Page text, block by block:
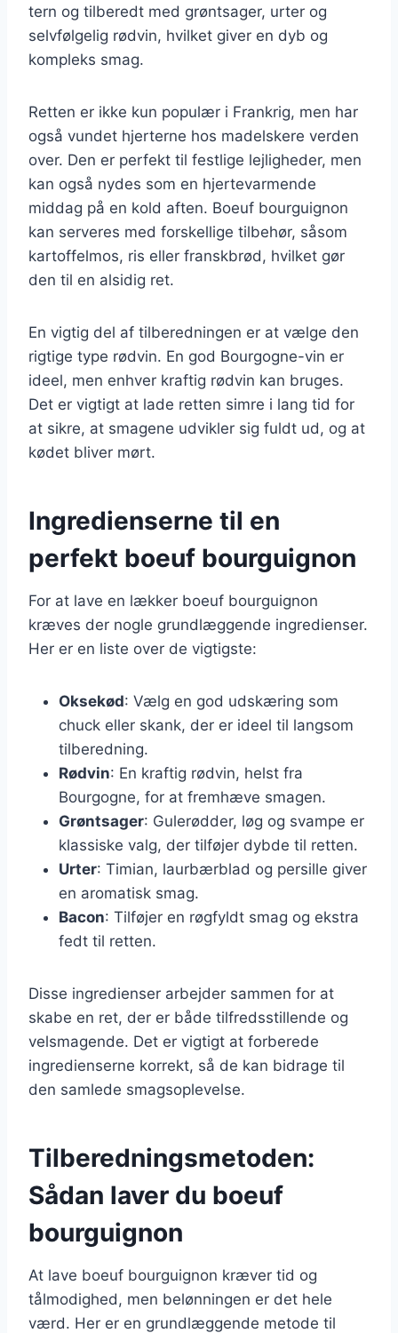
tern og tilberedt med grøntsager, urter og
selvfølgelig rødvin, hvilket giver en dyb og
kompleks smag.
Retten er ikke kun populær i Frankrig, men har
også vundet hjerterne hos madelskere verden
over. Den er perfekt til festlige lejligheder, men
kan også nydes som en hjertevarmende
middag på en kold aften. Boeuf bourguignon
kan serveres med forskellige tilbehør, såsom
kartoffelmos, ris eller franskbrød, hvilket gør
den til en alsidig ret.
En vigtig del af tilberedningen er at vælge den
rigtige type rødvin. En god Bourgogne-vin er
ideel, men enhver kraftig rødvin kan bruges.
Det er vigtigt at lade retten simre i lang tid for
at sikre, at smagene udvikler sig fuldt ud, og at
kødet bliver mørt.
Ingredienserne til en
perfekt boeuf bourguignon
For at lave en lækker boeuf bourguignon
kræves der nogle grundlæggende ingredienser.
Her er en liste over de vigtigste:
Oksekød: Vælg en god udskæring som
chuck eller skank, der er ideel til langsom
tilberedning.
Rødvin: En kraftig rødvin, helst fra
Bourgogne, for at fremhæve smagen.
Grøntsager: Gulerødder, løg og svampe er
klassiske valg, der tilføjer dybde til retten.
Urter: Timian, laurbærblad og persille giver
en aromatisk smag.
Bacon: Tilføjer en røgfyldt smag og ekstra
fedt til retten.
Disse ingredienser arbejder sammen for at
skabe en ret, der er både tilfredsstillende og
velsmagende. Det er vigtigt at forberede
ingredienserne korrekt, så de kan bidrage til
den samlede smagsoplevelse.
Tilberedningsmetoden:
Sådan laver du boeuf
bourguignon
At lave boeuf bourguignon kræver tid og
tålmodighed, men belønningen er det hele
værd. Her er en grundlæggende metode til